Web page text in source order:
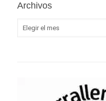
Archivos
Archivos